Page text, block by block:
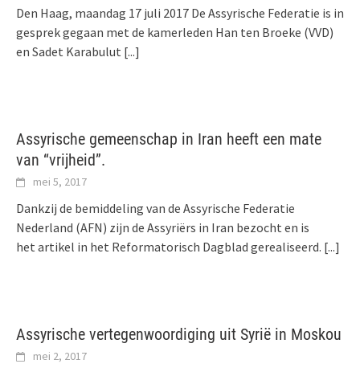
Den Haag, maandag 17 juli 2017 De Assyrische Federatie is in
gesprek gegaan met de kamerleden Han ten Broeke (VVD)
en Sadet Karabulut [...]
Assyrische gemeenschap in Iran heeft een mate
van “vrijheid”.
mei 5, 2017
Dankzij de bemiddeling van de Assyrische Federatie
Nederland (AFN) zijn de Assyriërs in Iran bezocht en is
het artikel in het Reformatorisch Dagblad gerealiseerd. [...]
Assyrische vertegenwoordiging uit Syrië in Moskou
mei 2, 2017